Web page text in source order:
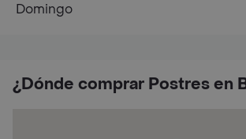
¿Dónde comprar Postres en
Domingo